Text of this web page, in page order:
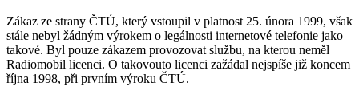
Zákaz ze strany ČTÚ, který vstoupil v platnost 25. února 1999, však
stále nebyl žádným výrokem o legálnosti internetové telefonie jako
takové. Byl pouze zákazem provozovat službu, na kterou neměl
Radiomobil licenci. O takovouto licenci zažádal nejspíše již koncem
října 1998, při prvním výroku ČTÚ.